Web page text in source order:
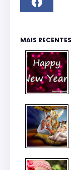
MAIS RECENTES